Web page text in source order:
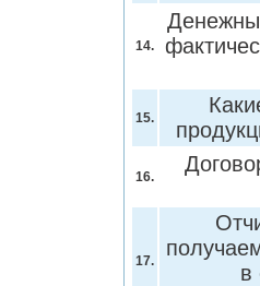
14.
15.
16.
17.
в